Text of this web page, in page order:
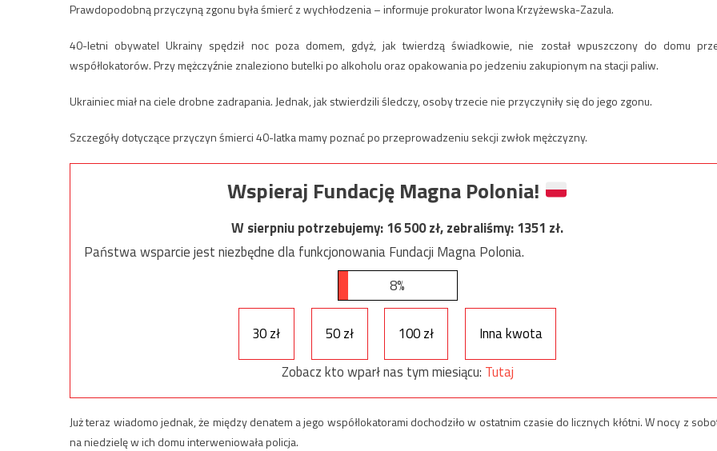
Prawdopodobną przyczyną zgonu była śmierć z wychłodzenia – informuje prokurator Iwona Krzyżewska-Zazula.
40-letni obywatel Ukrainy spędził noc poza domem, gdyż, jak twierdzą świadkowie, nie został wpuszczony do domu
współlokatorów. Przy mężczyźnie znaleziono butelki po alkoholu oraz opakowania po jedzeniu zakupionym na stacji paliw.
Ukrainiec miał na ciele drobne zadrapania. Jednak, jak stwierdzili śledczy, osoby trzecie nie przyczyniły się do jego zgonu.
Szczegóły dotyczące przyczyn śmierci 40-latka mamy poznać po przeprowadzeniu sekcji zwłok mężczyzny.
Wspieraj Fundację Magna Polonia!
W sierpniu potrzebujemy:16 500zł, zebraliśmy:1351 zł.
Państwa wsparcie jest niezbędne dla funkcjonowania Fundacji Magna Polonia.
8%
30 zł 50 zł 100 zł
Inna kwota
Zobacz kto wparł nas tym miesiącu: Tutaj
Już teraz wiadomo jednak, że między denatem a jego współlokatorami dochodziło w ostatnim czasie do licznych kłótni. W nocy z
na niedzielę w ich domu interweniowała policja.